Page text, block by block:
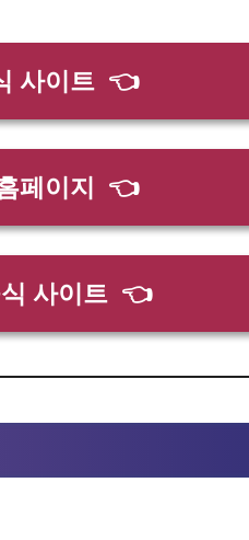
사이트 👈
페이지 👈
사이트 👈